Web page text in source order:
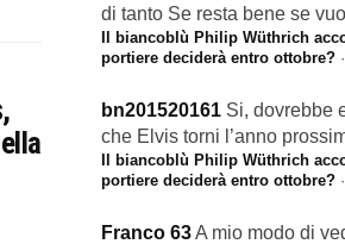
di tanto Se resta bene se
Il biancoblù Philip Wüthrich
portiere deciderà entro ottobre? ·
bn201520161 Si, dovrebbe
che Elvis torni l’anno
Il biancoblù Philip Wüthrich
portiere deciderà entro ottobre? ·
Franco 63A mio modo di